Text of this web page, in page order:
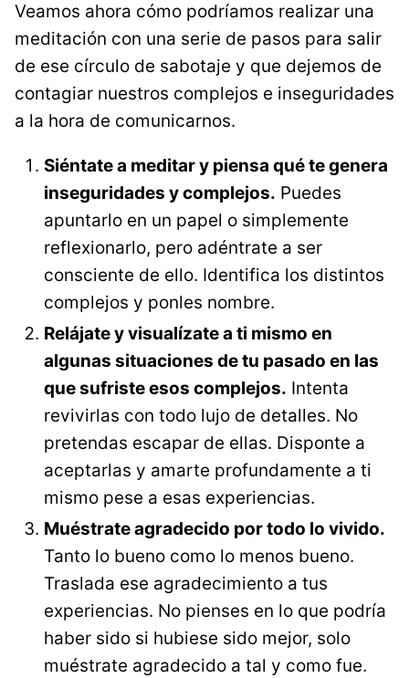
Veamos ahora cómo podríamos realizar una
meditación con una serie de pasos para salir
de ese círculo de sabotaje y que dejemos de
contagiar nuestros complejos e inseguridades
a la hora de comunicarnos.
Siéntate a meditar y piensa qué te genera
inseguridades y complejos. Puedes
apuntarlo en un papel o simplemente
reflexionarlo, pero adéntrate a ser
consciente de ello. Identifica los distintos
complejos y ponles nombre.
Relájate y visualízate a ti mismo en
algunas situaciones de tu pasado en las
que sufriste esos complejos. Intenta
revivirlas con todo lujo de detalles. No
pretendas escapar de ellas. Disponte a
aceptarlas y amarte profundamente a ti
mismo pese a esas experiencias.
Muéstrate agradecido por todo lo vivido.
Tanto lo bueno como lo menos bueno.
Traslada ese agradecimiento a tus
experiencias. No pienses en lo que podría
haber sido si hubiese sido mejor, solo
muéstrate agradecido a tal y como fue.